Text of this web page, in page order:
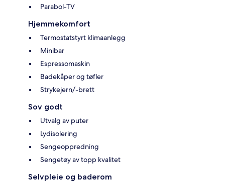
Parabol-TV
Hjemmekomfort
Termostatstyrt klimaanlegg
Minibar
Espressomaskin
Badekåper og tøfler
Strykejern/-brett
Sov godt
Utvalg av puter
Lydisolering
Sengeoppredning
Sengetøy av topp kvalitet
Selvpleie og baderom